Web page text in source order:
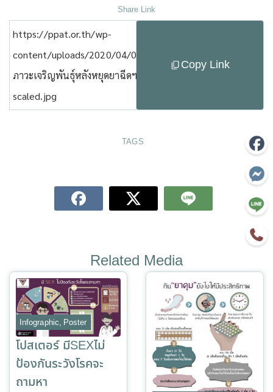
Share Link
https://ppat.or.th/wp-
content/uploads/2020/04/09-
ภาวะเจริญพันธุ์หลังหยุดยาฉีดฯ-
scaled.jpg
Copy Link
TAGS
Related Media
Infographic, Poster
โปสเตอร์ มีSEXไม่
ป้องกันระวังโรคจะ
ถามหา